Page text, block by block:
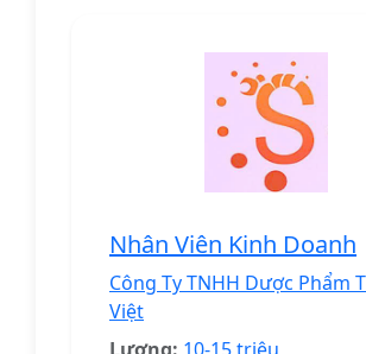
Nhân Viên Kinh Doanh
Công Ty TNHH Dược Phẩm
Việt